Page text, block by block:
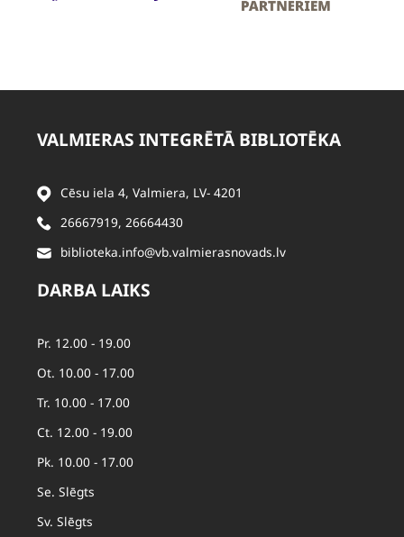
VALMIERAS INTEGRĒTĀ BIBLIOTĒKA
Cēsu iela 4, Valmiera, LV- 4201
26667919, 26664430
biblioteka.info@vb.valmierasnovads.lv
DARBA LAIKS
Pr. 12.00 - 19.00
Ot. 10.00 - 17.00
Tr. 10.00 - 17.00
Ct. 12.00 - 19.00
Pk. 10.00 - 17.00
Se. Slēgts
Sv. Slēgts